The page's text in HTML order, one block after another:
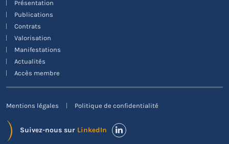
Présentation
Publications
Contrats
Valorisation
Manifestations
Actualités
Accès membre
Mentions légales Politique de confidentialité
Suivez-nous sur LinkedIn